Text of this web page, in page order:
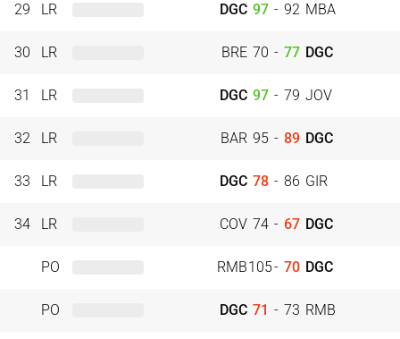
29 LR DGC 97 - 92 MBA
30 LR BRE 70 - 77 DGC
31 LR DGC 97 - 79 JOV
32 LR BAR 95 - 89 DGC
33 LR DGC 78 - 86 GIR
34 LR COV 74 - 67 DGC
PO RMB105- 70 DGC
PO DGC 71 - 73 RMB